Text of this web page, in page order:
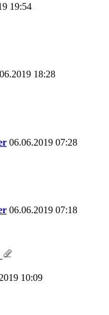
19:54
18:28
06.06.2019 07:28
06.06.2019 07:18
10:09